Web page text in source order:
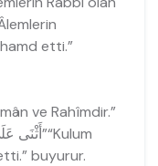
buyurur.